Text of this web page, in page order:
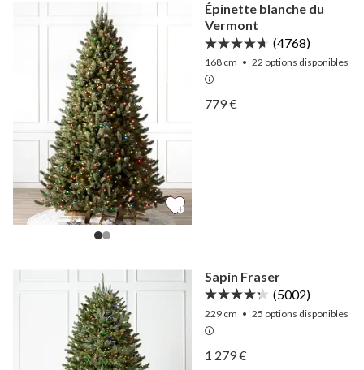
Épinette blanche du
Vermont
(4768)
168 cm • 22 options disponibles
Afficher Épinette blanche
Afficher Épinette blanche
779 €
Sapin Fraser
(5002)
229 cm • 25 options disponibles
Afficher Sapin Fraser —
Afficher Sapin Fraser —
1 279 €